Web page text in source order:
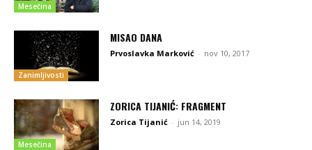
Mesečina
Zanimljivosti
MISAO DANA
Prvoslavka Marković - nov 10, 2017
Mesečina
ZORICA TIJANIĆ: FRAGMENT
Zorica Tijanić - jun 14, 2019